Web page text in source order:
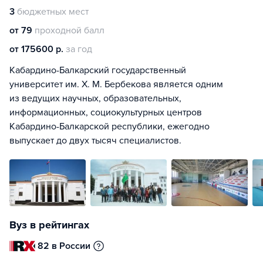
3 бюджетных мест
от 79 проходной балл
от 175600 р. за год
Кабардино-Балкарский государственный
университет им. Х. М. Бербекова является одним
из ведущих научных, образовательных,
информационных, социокультурных центров
Кабардино-Балкарской республики, ежегодно
выпускает до двух тысяч специалистов.
Вуз в рейтингах
82 в России